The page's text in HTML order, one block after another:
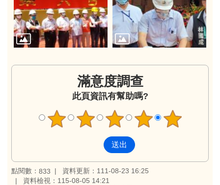
滿意度調查
此頁資訊有幫助嗎?
點閱數： 833
資料更新：111-08-23 16:25
資料檢視：115-08-05 14:21